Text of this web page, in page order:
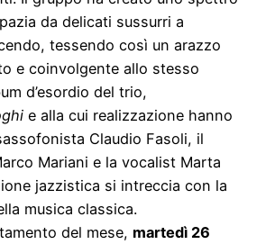
da delicati sussurri a
tessendo così un arazzo
e coinvolgente allo stesso
d’esordio del trio,
e alla cui realizzazione hanno
Claudio Fasoli, il
Mariani e la vocalist Marta
jazzistica si intreccia con la
musica classica.
del mese, martedì 26